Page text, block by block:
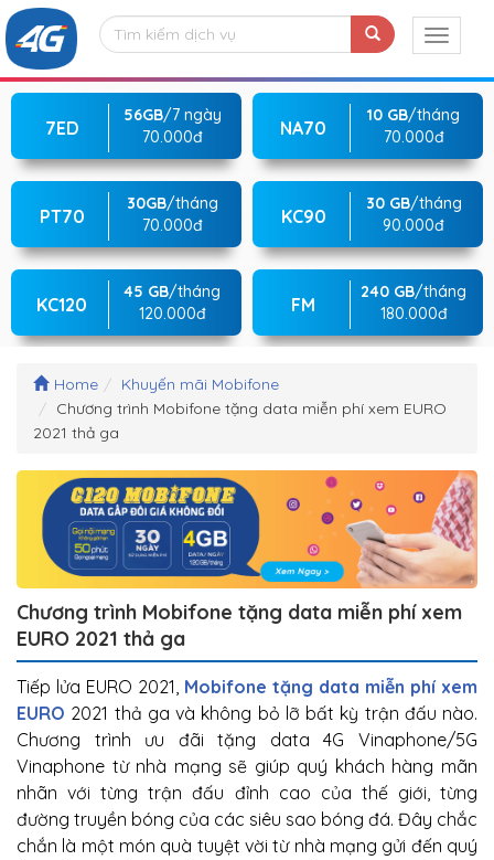
7ED
56GB/7 ngày
70.000đ
NA70
10 GB/tháng
70.000đ
PT70
30GB/tháng
70.000đ
KC90
30 GB/tháng
90.000đ
KC120
45 GB/tháng
120.000đ
FM
240 GB/tháng
180.000đ
Home
Khuyến mãi Mobifone
Chương trình Mobifone tặng data miễn phí xem EURO
2021 thả ga
Chương trình Mobifone tặng data miễn phí xem
EURO 2021 thả ga
Tiếp lửa EURO 2021, Mobifone tặng data miễn phí xem
EURO 2021 thả ga và không bỏ lỡ bất kỳ trận đấu nào.
Chương trình ưu đãi tặng data 4G Vinaphone/5G
Vinaphone từ nhà mạng sẽ giúp quý khách hàng mãn
nhãn với từng trận đấu đỉnh cao của thế giới, từng
đường truyền bóng của các siêu sao bóng đá. Đây chắc
chắn là một món quà tuyệt vời từ nhà mạng gửi đến quý